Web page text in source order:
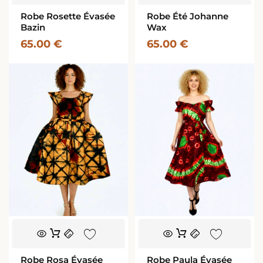
plusieurs
peuvent
être
choisies
sur
la
page
du
produit
Robe Rosette Évasée
Bazin
65.00 €
plusieurs
peuvent
être
choisies
sur
la
page
du
produit
Robe Été Johanne
Wax
65.00 €
produit
Robe Rosa Évasée
produit
Robe Paula Évasée